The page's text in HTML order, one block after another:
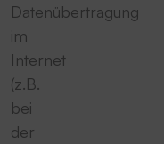
Datenübertragung
im
Internet
(z.B.
bei
der